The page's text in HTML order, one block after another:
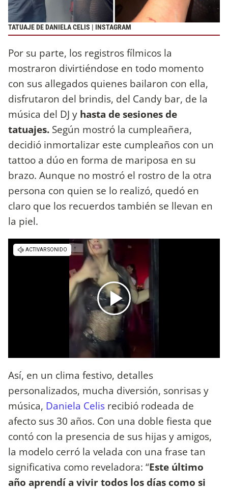
TATUAJE DE DANIELA CELIS | INSTAGRAM
Por su parte, los registros fílmicos la
mostraron divirtiéndose en todo momento
con sus allegados quienes bailaron con ella,
disfrutaron del brindis, del Candy bar, de la
música del DJ y hasta de sesiones de
tatuajes. Según mostró la cumpleañera,
decidió inmortalizar este cumpleaños con un
tattoo a dúo en forma de mariposa en su
brazo. Aunque no mostró el rostro de la otra
persona con quien se lo realizó, quedó en
claro que los recuerdos también se llevan en
la piel.
Así, en un clima festivo, detalles
personalizados, mucha diversión, sonrisas y
música, Daniela Celis recibió rodeada de
afecto sus 30 años. Con una doble fiesta que
contó con la presencia de sus hijas y amigos,
la modelo cerró la velada con una frase tan
significativa como reveladora: “Este último
año aprendí a vivir todos los días como si